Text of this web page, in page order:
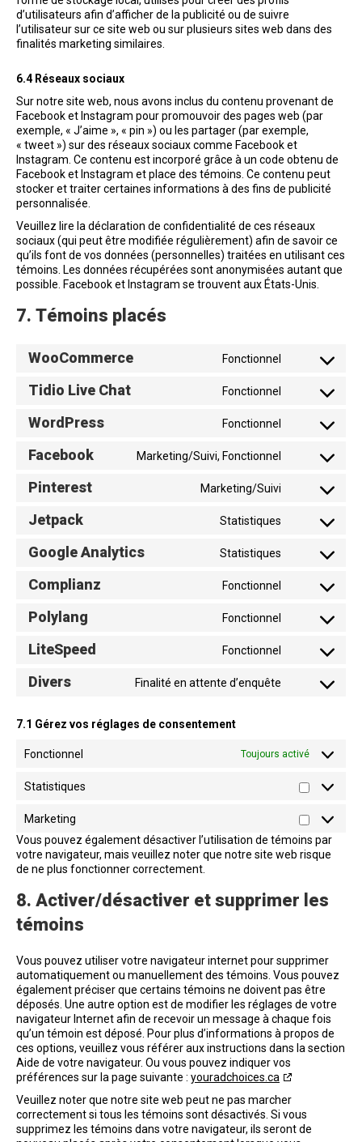
d’utilisateurs afin d’afficher de la publicité ou de suivre
l’utilisateur sur ce site web ou sur plusieurs sites web dans des
finalités marketing similaires.
6.4 Réseaux sociaux
Sur notre site web, nous avons inclus du contenu provenant de
Facebook et Instagram pour promouvoir des pages web (par
exemple, « J’aime », « pin ») ou les partager (par exemple,
« tweet ») sur des réseaux sociaux comme Facebook et
Instagram. Ce contenu est incorporé grâce à un code obtenu de
Facebook et Instagram et place des témoins. Ce contenu peut
stocker et traiter certaines informations à des fins de publicité
personnalisée.
Veuillez lire la déclaration de confidentialité de ces réseaux
sociaux (qui peut être modifiée régulièrement) afin de savoir ce
qu’ils font de vos données (personnelles) traitées en utilisant ces
témoins. Les données récupérées sont anonymisées autant que
possible. Facebook et Instagram se trouvent aux États-Unis.
7. Témoins placés
WooCommerce Fonctionnel
Consent
service
Tidio Live Chat Fonctionnel
Consent
service
WordPress Fonctionnel
Consent
service
Facebook Marketing/Suivi, Fonctionnel
Consent
service
Pinterest Marketing/Suivi
Consent
service
Jetpack Statistiques
Consent
service
Google Analytics Statistiques
Consent
service
analytics
Complianz Fonctionnel
Consent
service
Polylang Fonctionnel
Consent
service
LiteSpeed Fonctionnel
Consent
service
Divers Finalité en attente d’enquête
Consent
7.1 Gérez vos réglages de consentement
Fonctionnel Toujours activé
Statistiques
Marketing
Vous pouvez également désactiver l’utilisation de témoins par
votre navigateur, mais veuillez noter que notre site web risque
de ne plus fonctionner correctement.
8. Activer/désactiver et supprimer les
témoins
Vous pouvez utiliser votre navigateur internet pour supprimer
automatiquement ou manuellement des témoins. Vous pouvez
également préciser que certains témoins ne doivent pas être
déposés. Une autre option est de modifier les réglages de votre
navigateur Internet afin de recevoir un message à chaque fois
qu’un témoin est déposé. Pour plus d’informations à propos de
ces options, veuillez vous référer aux instructions dans la section
Aide de votre navigateur. Ou vous pouvez indiquer vos
préférences sur la page suivante : youradchoices.ca
Veuillez noter que notre site web peut ne pas marcher
correctement si tous les témoins sont désactivés. Si vous
supprimez les témoins dans votre navigateur, ils seront de